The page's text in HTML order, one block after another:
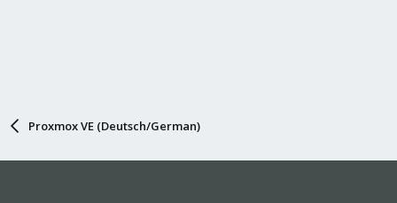
Proxmox VE (Deutsch/German)